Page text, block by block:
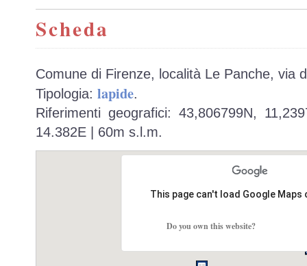
Scheda
Comune di Firenze, località Le Panche, via
Tipologia: lapide.
Riferimenti geografici: 43,806799N,
14.382E | 60m s.l.m.
This page can't load Google
Do you own this website?